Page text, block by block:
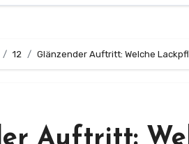
12 Glänzender Auftritt: Welche